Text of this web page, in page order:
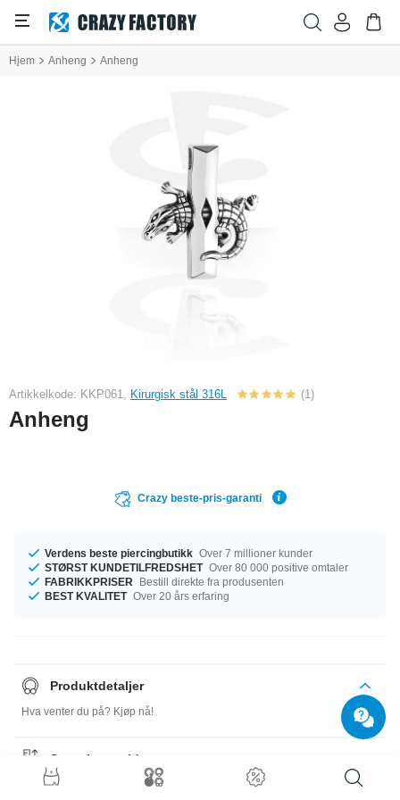
Hjem Anheng Anheng
Artikkelkode: KKP061, Kirurgisk stål 316L (1)
Anheng
Crazy beste-pris-garanti
Verdens beste piercingbutikk Over 7 millioner kunder
STØRST KUNDETILFREDSHET Over 80 000 positive omtaler
FABRIKKPRISER
Bestill direkte fra produsenten
BEST KVALITET Over 20 års erfaring
Produktdetaljer
Hva venter du på? Kjøp nå!
Størrelsesguide